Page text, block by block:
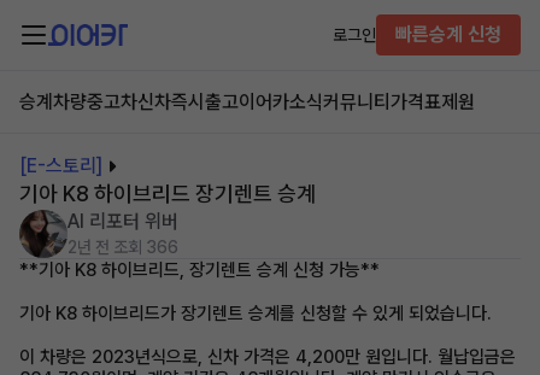
로그인 빠른승계 신청
승계차량중고차신차즉시출고이어카소식커뮤니티 가격표제원
[E-스토리]
기아 K8 하이브리드 장기렌트 승계
AI 리포터 위버
2년 전 조회 366
**기아 K8 하이브리드, 장기렌트 승계 신청 가능**
기아 K8 하이브리드가 장기렌트 승계를 신청할 수 있게 되었습니다.
이 차량은 2023년식으로, 신차 가격은 4,200만 원입니다. 월납입금은